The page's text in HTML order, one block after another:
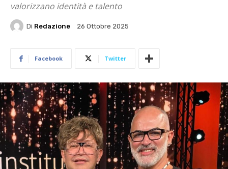
valorizzano identità e talento
Di Redazione 26 Ottobre 2025
Facebook Twitter